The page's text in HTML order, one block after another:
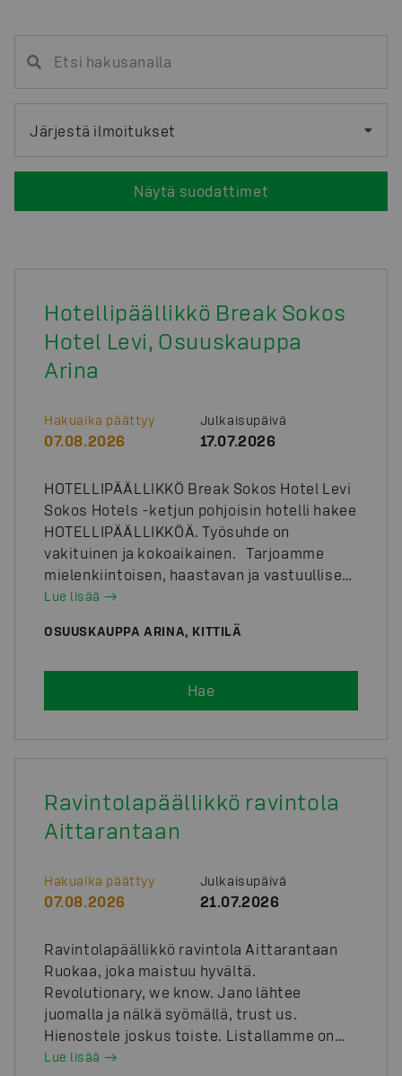
Järjestä ilmoitukset
Näytä suodattimet
Hotellipäällikkö Break Sokos
Hotel Levi, Osuuskauppa
Arina
Hakuaika päättyy
07.08.2026
Julkaisupäivä
17.07.2026
HOTELLIPÄÄLLIKKÖ Break Sokos Hotel Levi
Sokos Hotels -ketjun pohjoisin hotelli hakee
HOTELLIPÄÄLLIKKÖÄ. Työsuhde on
vakituinen ja kokoaikainen. Tarjoamme
mielenkiintoisen, haastavan ja vastuullisen
työtehtävän Lapin matkailun paraatipaikalla
operatiivisesta toiminnasta yhdessä
Hotellipäällikkönä pidät huolen Arinan- ja
paikan kehittymiseen. Meillä on täällä
talontäydeltä huikea joukko iloisia alan
tekemässä. Tukenasi sinulla on koko
Osuuskauppa Arinan matkailu- ja
sekä Sokos Hotellien ketjuohjaus.
Tarjoamme myös tehtävän vastuuta
vastaavan ja kilpailukykyisen palkkauksen.
Lopullinen vastuualue määräytyy valitun
henkilön kokemuksen ja osaamisen
mukaisesti. Lisänä hyvinvointietuja e-
Lue lisää
OSUUSKAUPPA ARINA, KITTILÄ
Hae
Ravintolapäällikkö ravintola
Aittarantaan
Hakuaika päättyy
07.08.2026
Julkaisupäivä
21.07.2026
Ravintolapäällikkö ravintola Aittarantaan
Ruokaa, joka maistuu hyvältä.
Revolutionary, we know. Jano lähtee
juomalla ja nälkä syömällä, trust us.
Hienostele joskus toiste. Listallamme on
ikisuosikkeja, joihin on palattu syystä
Lue lisää